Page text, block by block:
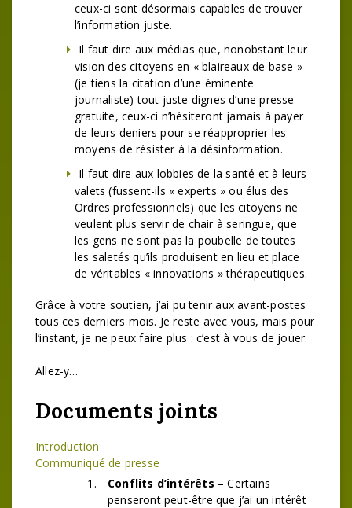
ceux-ci sont désormais capables de trouver
l’information juste.
Il faut dire aux médias que, nonobstant leur
vision des citoyens en « blaireaux de base »
(je tiens la citation d’une éminente
journaliste) tout juste dignes d’une presse
gratuite, ceux-ci n’hésiteront jamais à payer
de leurs deniers pour se réapproprier les
moyens de résister à la désinformation.
Il faut dire aux lobbies de la santé et à leurs
valets (fussent-ils « experts » ou élus des
Ordres professionnels) que les citoyens ne
veulent plus servir de chair à seringue, que
les gens ne sont pas la poubelle de toutes
les saletés qu’ils produisent en lieu et place
de véritables « innovations » thérapeutiques.
Grâce à votre soutien, j’ai pu tenir aux avant-postes
tous ces derniers mois. Je reste avec vous, mais pour
l’instant, je ne peux faire plus : c’est à vous de jouer.
Allez-y…
Documents joints
Introduction
Communiqué de presse
Conflits d’intérêts – Certains
penseront peut-être que j’ai un intérêt